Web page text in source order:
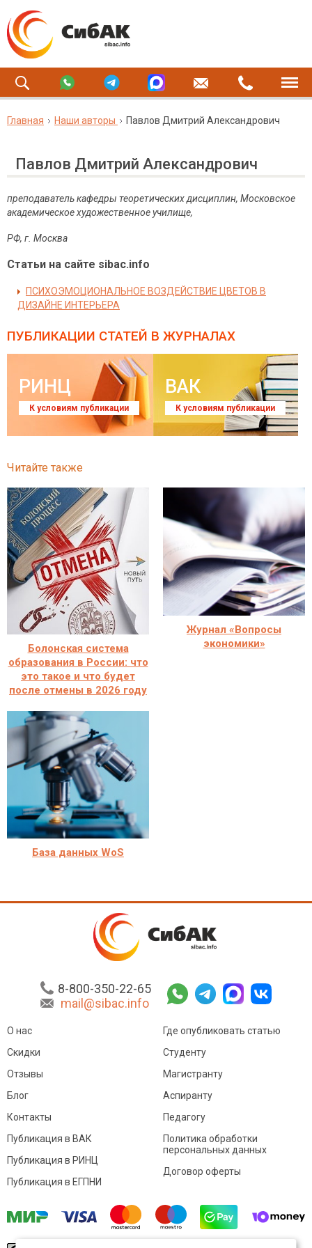
Главная Наши авторы Павлов Дмитрий Александрович
Павлов Дмитрий Александрович
преподаватель кафедры теоретических дисциплин, Московское
академическое художественное училище,
РФ, г Москва
Статьи на сайте sibac.info
ПСИХОЭМОЦИОНАЛЬНОЕ ВОЗДЕЙСТВИЕ ЦВЕТОВ В
ДИЗАЙНЕ ИНТЕРЬЕРА
ПУБЛИКАЦИИ СТАТЕЙ В ЖУРНАЛАХ
РИНЦ
К условиям публикации
ВАК
К условиям публикации
Читайте также
Болонская система
образования в России: что
это такое и что будет
после отмены в 2026 году
Журнал «Вопросы
экономики»
База данных WoS
8-800-350-22-65
mail@sibac.info
О нас
Скидки
Отзывы
Блог
Контакты
Где опубликовать статью
Студенту
Магистранту
Аспиранту
Педагогу
Публикация в ВАК
Публикация в РИНЦ
Публикация в ЕГПНИ
Политика обработки
персональных данных
Договор оферты